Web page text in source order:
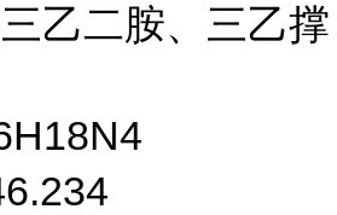
乙二胺、三乙撑